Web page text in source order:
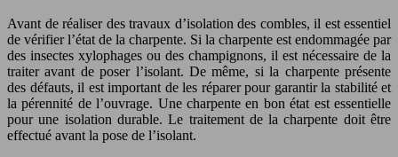
Avant de réaliser des travaux d’isolation des combles, il est essentiel
de vérifier l’état de la charpente. Si la charpente est endommagée par
des insectes xylophages ou des champignons, il est nécessaire de la
traiter avant de poser l’isolant. De même, si la charpente présente
des défauts, il est important de les réparer pour garantir la stabilité et
la pérennité de l’ouvrage. Une charpente en bon état est essentielle
pour une isolation durable. Le traitement de la charpente doit être
effectué avant la pose de l’isolant.